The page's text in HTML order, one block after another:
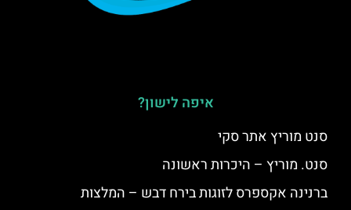
איפה לישון?
סנט מוריץ אתר סקי
סנט. מוריץ – היכרות ראשונה
ברנינה אקספרס לזוגות בירח דבש – המלצות